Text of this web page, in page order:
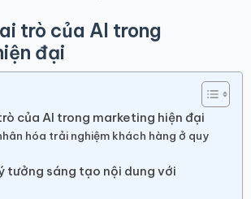
trò của AI trong
đại
của AI trong marketing hiện đại
hóa trải nghiệm khách hàng ở quy
tưởng sáng tạo nội dung với